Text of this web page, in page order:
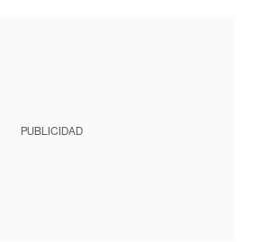
PUBLICIDAD